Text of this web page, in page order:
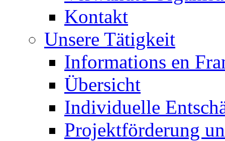
Kontakt
Unsere Tätigkeit
Informations en
Übersicht
Individuelle
Projektförderung